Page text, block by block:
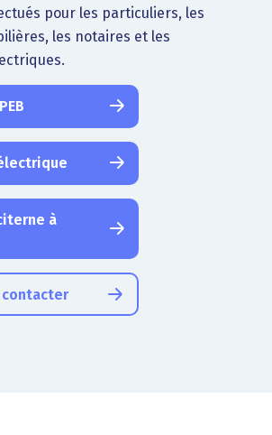
pour les particuliers, les
les notaires et les
à
contacter